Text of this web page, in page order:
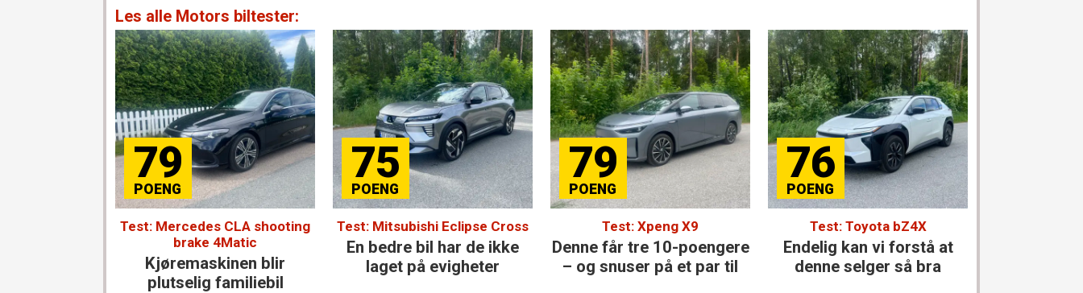
Les alle Motors biltester:
79
Test: Mercedes CLA shooting
brake 4Matic
Kjøremaskinen blir
plutselig familiebil
75
Test: Mitsubishi Eclipse Cross
En bedre bil har de ikke
laget på evigheter
79
Test: Xpeng X9
Denne får tre 10-poengere
– og snuser på et par til
76
Test: Toyota bZ4X
Endelig kan vi forstå at
denne selger så bra